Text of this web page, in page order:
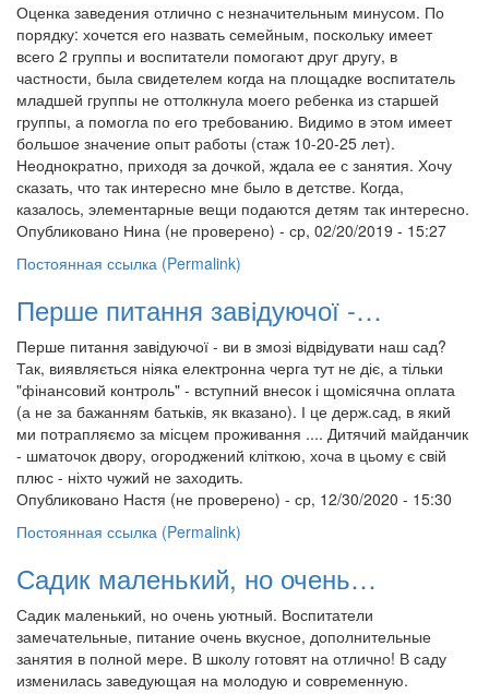
Оценка заведения отлично с незначительным минусом. По
порядку: хочется его назвать семейным, поскольку имеет
всего 2 группы и воспитатели помогают друг другу, в
частности, была свидетелем когда на площадке воспитатель
младшей группы не оттолкнула моего ребенка из старшей
группы, а помогла по его требованию. Видимо в этом имеет
большое значение опыт работы (стаж 10-20-25 лет).
Неоднократно, приходя за дочкой, ждала ее с занятия. Хочу
сказать, что так интересно мне было в детстве. Когда,
казалось, элементарные вещи подаются детям так интересно.
Опубликовано Нина (не проверено) - ср, 02/20/2019 - 15:27
Постоянная ссылка (Permalink)
Перше питання завідуючої -…
Перше питання завідуючої - ви в змозі відвідувати наш сад?
Так, виявляється ніяка електронна черга тут не діє, а тільки
"фінансовий контроль" - вступний внесок і щомісячна оплата
(а не за бажанням батьків, як вказано). І це держ.сад, в який
ми потрапляємо за місцем проживання .... Дитячий майданчик
- шматочок двору, огороджений кліткою, хоча в цьому є свій
плюс - ніхто чужий не заходить.
Опубликовано Настя (не проверено) - ср, 12/30/2020 - 15:30
Постоянная ссылка (Permalink)
Садик маленький, но очень…
Садик маленький, но очень уютный. Воспитатели
замечательные, питание очень вкусное, дополнительные
занятия в полной мере. В школу готовят на отлично! В саду
изменилась заведующая на молодую и современную.